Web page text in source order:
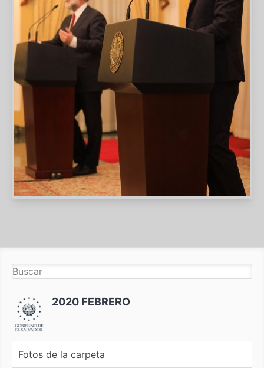
2020 FEBRERO
Fotos de la carpeta